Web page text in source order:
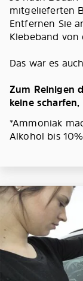
mitgelieferten
Entfernen Sie
Klebeband von
Das war es
Zum Reinigen
keine
*Ammoniak
Alkohol bis